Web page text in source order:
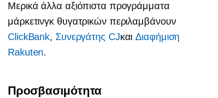
Μερικά άλλα αξιόπιστα προγράμματα
μάρκετινγκ θυγατρικών περιλαμβάνουν
ClickBank, Συνεργάτης CJκαιΔιαφήμιση
Rakuten.
Προσβασιμότητα